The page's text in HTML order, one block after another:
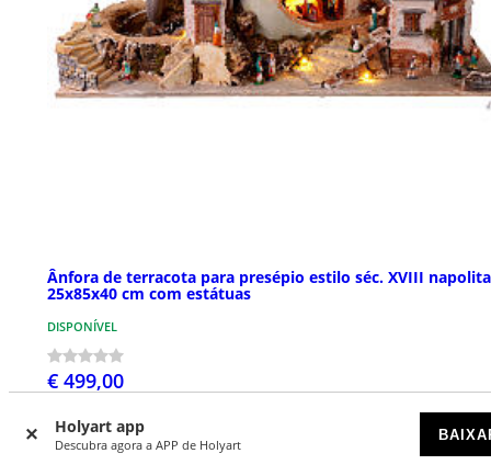
Holyart app
Descubra agora a APP de Holyart
Ânfora de terracota para presépio estilo séc. XVIII
25x85x40 cm com estátuas
DISPONÍVEL
€ 499,00